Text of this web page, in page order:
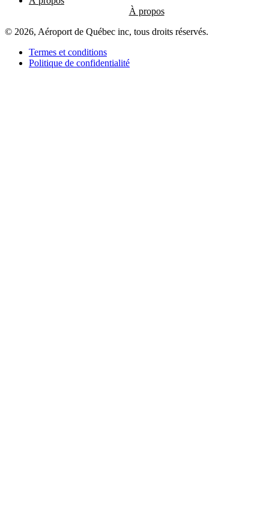
© 2026, Aéroport de Québec inc, tous droits réservés.
Termes et conditions
Politique de confidentialité